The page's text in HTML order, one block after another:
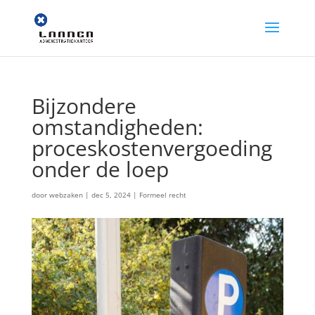
Bijzondere
omstandigheden:
proceskostenvergoeding
onder de loep
door webzaken| dec 5, 2024| Formeel recht